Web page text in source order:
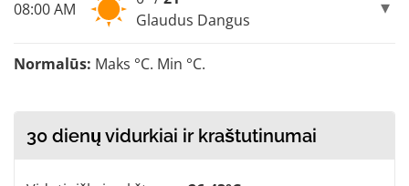
08:00 AM
Glaudus Dangus
Normalūs: Maks °C. Min °C.
30 dienų vidurkiai ir kraštutinumai